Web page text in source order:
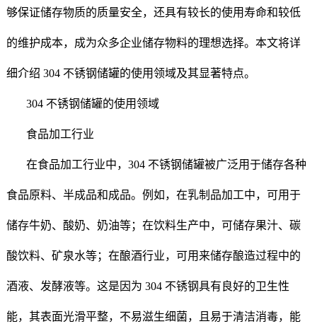
够保证储存物质的质量安全，还具有较长的使用寿命和较低
的维护成本，成为众多企业储存物料的理想选择。本文将详
细介绍 304 不锈钢储罐的使用领域及其显著特点。
304 不锈钢储罐的使用领域
食品加工行业
在食品加工行业中，304 不锈钢储罐被广泛用于储存各种
食品原料、半成品和成品。例如，在乳制品加工中，可用于
储存牛奶、酸奶、奶油等；在饮料生产中，可储存果汁、碳
酸饮料、矿泉水等；在酿酒行业，可用来储存酿造过程中的
酒液、发酵液等。这是因为 304 不锈钢具有良好的卫生性
能，其表面光滑平整，不易滋生细菌，且易于清洁消毒，能